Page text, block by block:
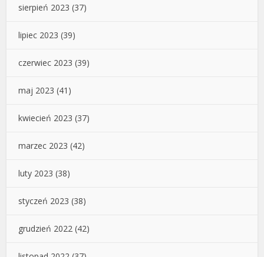
sierpień 2023 (37)
lipiec 2023 (39)
czerwiec 2023 (39)
maj 2023 (41)
kwiecień 2023 (37)
marzec 2023 (42)
luty 2023 (38)
styczeń 2023 (38)
grudzień 2022 (42)